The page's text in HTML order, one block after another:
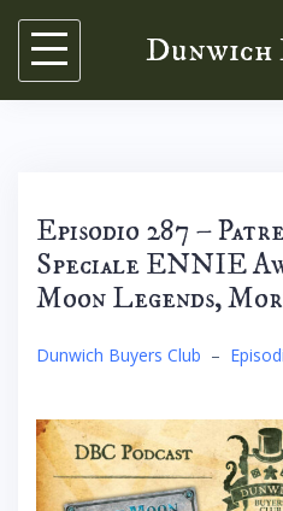
Skip
content
Dunwich
Episodio 287 –
Speciale ENNIE
Moon Legends,
Dunwich Buyers Club – Episodi